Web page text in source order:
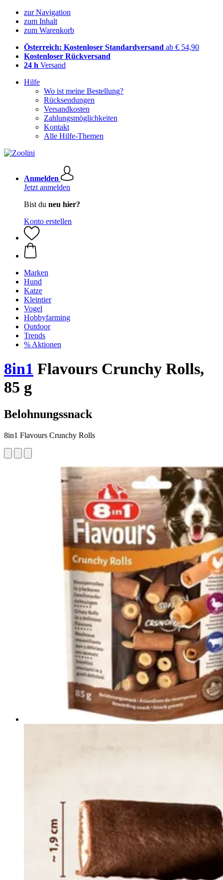
zur Navigation
zum Inhalt
zum Warenkorb
Österreich: Kostenloser Standardversand ab € 54,90
Kostenloser Rückversand
24 h Versand
Hilfe
Wo ist meine Bestellung?
Rücksendungen
Versandkosten
Zahlungsmöglichkeiten
Kontakt
Alle Hilfe-Themen
Anmelden
Jetzt anmelden
Bist du neu hier?
Konto erstellen
Marken
Hund
Katze
Kleintier
Vogel
Hobbyfarming
Outdoor
Trends
% Aktionen
8in1 Flavours Crunchy Rolls,
85 g
Belohnungssnack
8in1 Flavours Crunchy Rolls